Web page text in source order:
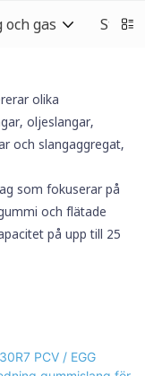
och gas
olika
oljeslangar,
och slangaggregat,
som fokuserar på
och flätade
på upp till 25